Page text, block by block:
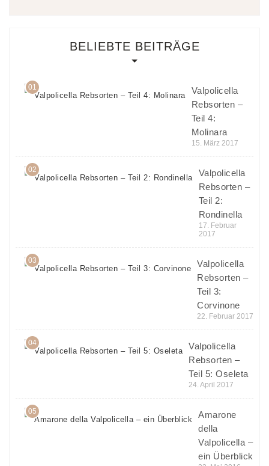
BELIEBTE BEITRÄGE
01
Valpolicella
Rebsorten –
Teil 4:
Molinara
15. März 2017
02
Valpolicella
Rebsorten –
Teil 2:
Rondinella
17. Februar
2017
03
Valpolicella
Rebsorten –
Teil 3:
Corvinone
22. Februar 2017
04
Valpolicella
Rebsorten –
Teil 5: Oseleta
24. April 2017
05
Amarone
della
Valpolicella –
ein Überblick